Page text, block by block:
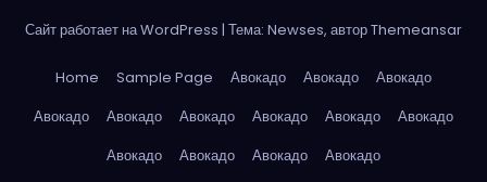
Сайт работает на WordPress | Тема: Newses, авторThemeansar
Home Sample Page Авокадо Авокадо
Авокадо
Авокадо
Авокадо Авокадо Авокадо Авокадо
Авокадо
Авокадо
Авокадо Авокадо
Авокадо